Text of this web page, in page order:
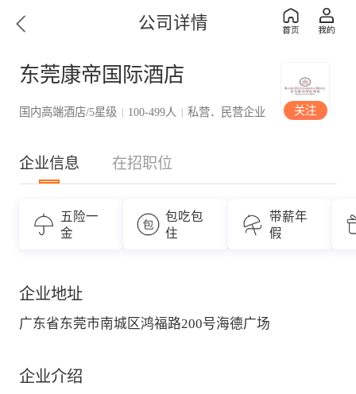
公司详情
东莞康帝国际酒店
国内高端酒店/5星级 | 100-499人 | 私营．民营企业 关注
企业信息 在招职位
五险一
金
包吃包
住
带薪年
假
企业地址
广东省东莞市南城区鸿福路200号海德广场
企业介绍